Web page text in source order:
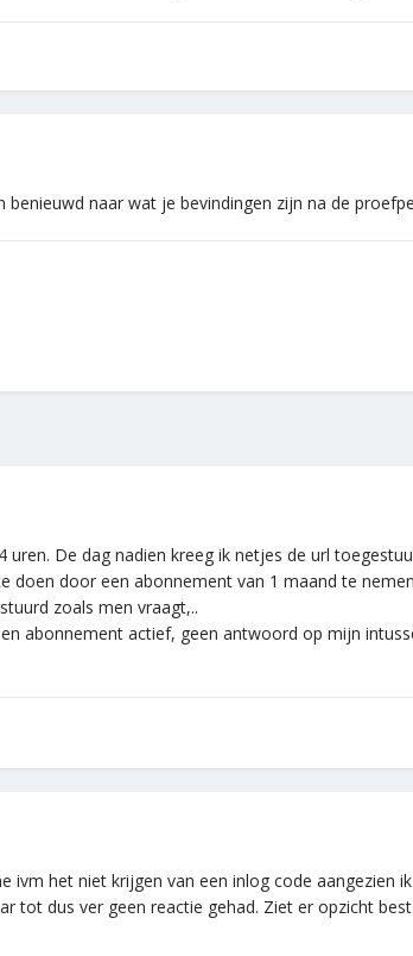
naar wat je bevindingen zijn na de
De dag nadien kreeg ik netjes de url
doen door een abonnement van 1 maand te
zoals men vraagt,..
abonnement actief, geen antwoord op mijn
ivm het niet krijgen van een inlog code
tot dus ver geen reactie gehad. Ziet er opzicht